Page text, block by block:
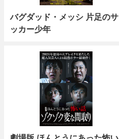
バグダッド・メッシ 片足のサ
ッカー少年